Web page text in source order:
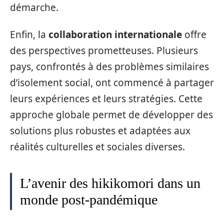
démarche.
Enfin, la collaboration internationale offre
des perspectives prometteuses. Plusieurs
pays, confrontés à des problèmes similaires
d’isolement social, ont commencé à partager
leurs expériences et leurs stratégies. Cette
approche globale permet de développer des
solutions plus robustes et adaptées aux
réalités culturelles et sociales diverses.
L’avenir des hikikomori dans un
monde post-pandémique